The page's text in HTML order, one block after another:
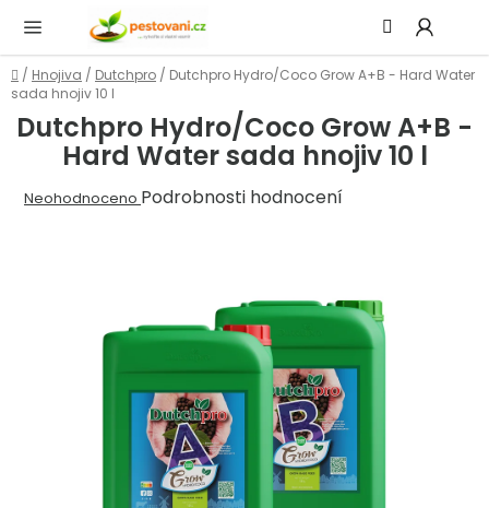
obsah
Domů
/ Hnojiva / Dutchpro / Dutchpro Hydro/Coco Grow A+B - Hard Water
sada hnojiv 10 l
Dutchpro Hydro/Coco Grow A+B -
Hard Water sada hnojiv 10 l
Průměrné
Neohodnoceno Podrobnosti hodnocení